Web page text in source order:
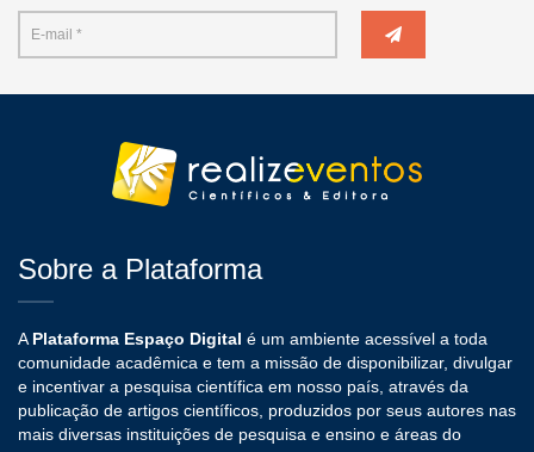
Sobre a Plataforma
A Plataforma Espaço Digital é um ambiente acessível a toda
comunidade acadêmica e tem a missão de disponibilizar, divulgar
e incentivar a pesquisa científica em nosso país, através da
publicação de artigos científicos, produzidos por seus autores nas
mais diversas instituições de pesquisa e ensino e áreas do